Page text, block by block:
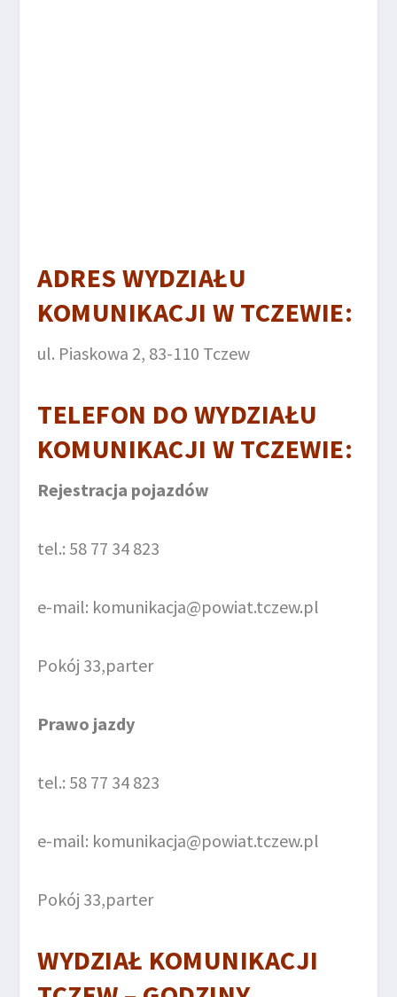
ADRES WYDZIAŁU
KOMUNIKACJI W TCZEWIE:
ul. Piaskowa 2, 83-110 Tczew
TELEFON DO WYDZIAŁU
KOMUNIKACJIW TCZEWIE:
Rejestracja pojazdów
tel.: 58 77 34 823
e-mail: komunikacja@powiat.tczew.pl
Pokój 33,parter
Prawo jazdy
tel.: 58 77 34 823
e-mail: komunikacja@powiat.tczew.pl
Pokój 33,parter
WYDZIAŁ KOMUNIKACJI